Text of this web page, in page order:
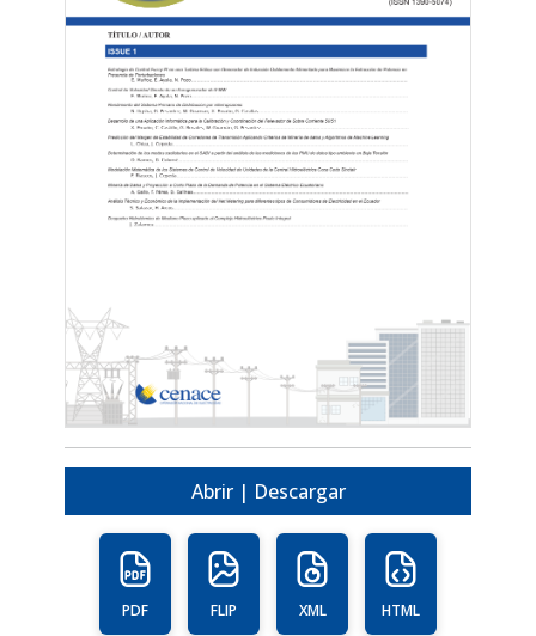
Abrir | Descargar
PDF FLIP XML HTML